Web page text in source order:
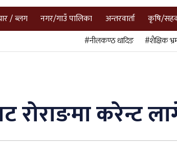
/ ब्लग नगर/गाउँ पालिका अन्तरवार्ता कृषि/
#नीलकण्ठ धादिङ #शैक्षिक
रोराङमा करेन्ट